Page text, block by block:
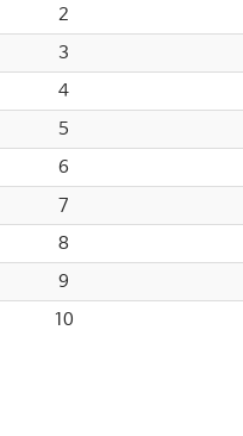
2
3
4
5
6
7
8
9
10